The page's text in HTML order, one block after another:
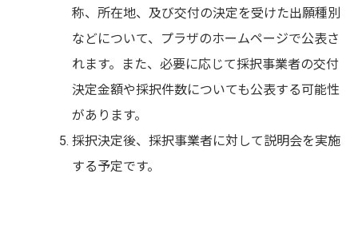
称、所在地、及び交付の決定を受けた出願種別
などについて、プラザのホームページで公表さ
れます。また、必要に応じて採択事業者の交付
決定金額や採択件数についても公表する可能性
があります。
採択決定後、採択事業者に対して説明会を実施
する予定です。